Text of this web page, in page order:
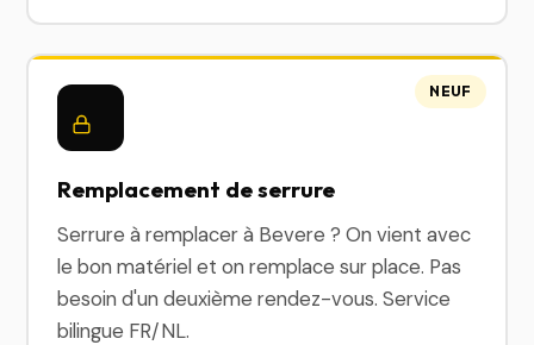
Remplacement de serrure
Serrure à remplacer à Bevere ? On vient avec
le bon matériel et on remplace sur place. Pas
besoin d'un deuxième rendez-vous. Service
bilingue FR/NL.
NEUF